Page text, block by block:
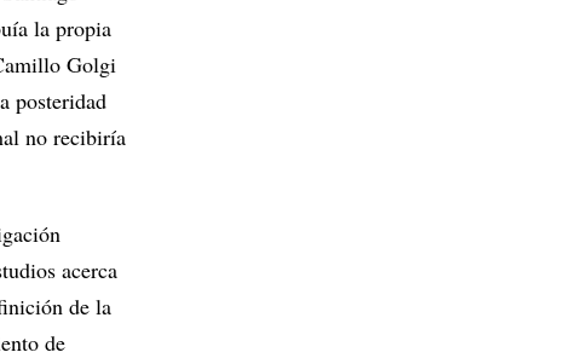
la propia
Golgi
posteridad
no recibiría
acerca
de la
de